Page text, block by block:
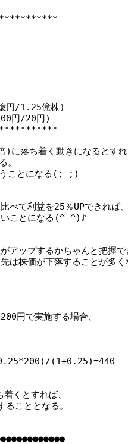
円/1.25億株)
円/20円)
)に落ち着く動きになるとす
。
ことになる(;_;)
べて利益を25％UPできれば
いことになる(^-^)♪
アップするかちゃんと把握
は株価が下落することが多
円で実施する場合、
(1+0.25)=440
くとすれば、
こととなる。